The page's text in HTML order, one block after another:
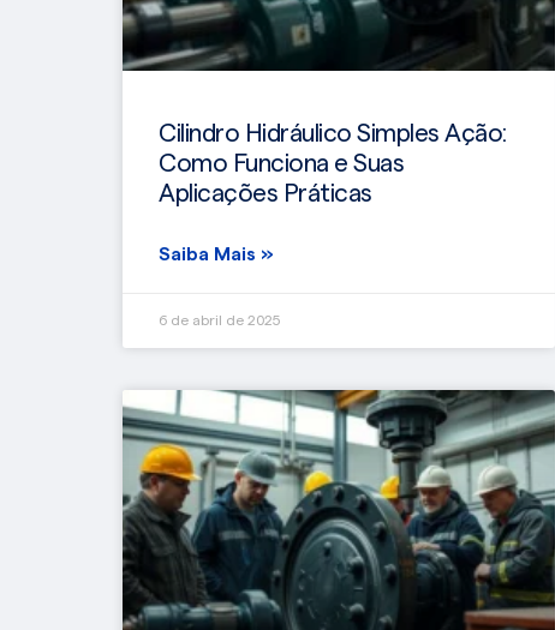
Cilindro Hidráulico Simples Ação:
Como Funciona e Suas
Aplicações Práticas
Saiba Mais »
6 de abril de 2025